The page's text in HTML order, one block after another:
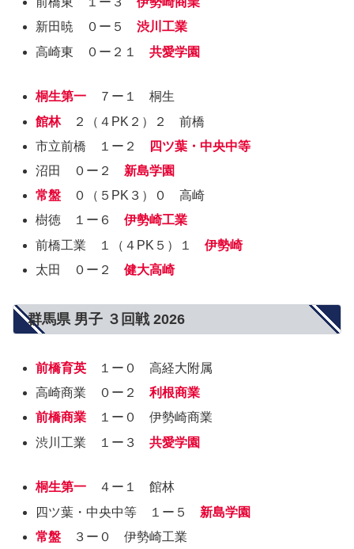
新田暁 ０ー５渋川工業
高崎東 ０ー２１共愛学園
桐生第一 ７ー１ 桐生
館林２（４PK２）２ 前橋
市立前橋 １ー２
四ツ葉・中央中等
沼田 ０ー２ 新島学園
常盤 ０（５PK３）０ 高崎
樹徳 １ー６伊勢崎工業
前橋工業 １（４PK５）１伊勢崎
太田 ０ー２健大高崎
群馬県 男子 ３回戦 2026
前橋育英 １ー０ 高経大附属
高崎商業 ０ー２利根商業
前橋商業 １ー０ 伊勢崎商業
渋川工業 １ー３共愛学園
桐生第一 ４ー１ 館林
四ツ葉・中央中等 １ー５ 新島学園
常盤 ３ー０ 伊勢崎工業